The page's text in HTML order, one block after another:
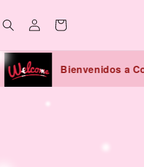
Log
in
Cart
Bienvenidos a